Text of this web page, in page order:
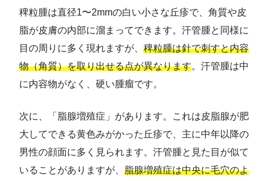
稗粒腫は直径1〜2mmの白い小さな丘疹で、角質や皮
脂が皮膚の内部に溜まってできます。汗管腫と同様に
目の周りに多く現れますが、 稗粒腫は針で刺すと内容
物（角質）を取り出せる点が異なります。汗管腫は中
に内容物がなく、硬い腫瘤です。
次に、「脂腺増殖症」があります。これは皮脂腺が肥
大してできる黄色みがかった丘疹で、主に中年以降の
男性の顔面に多く見られます。汗管腫と見た目が似て
いることがありますが、 脂腺増殖症は中央に毛穴のよ